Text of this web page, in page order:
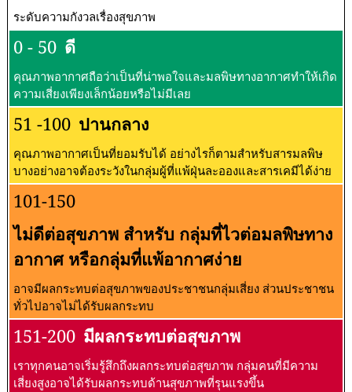
ระดับความกังวลเรื่องสุขภาพ
0 - 50 ดี
คุณภาพอากาศถือว่าเป็นที่น่าพอใจและมลพิษทางอากาศทำให้เกิด
ความเสี่ยงเพียงเล็กน้อยหรือไม่มีเลย
51 -100 ปานกลาง
คุณภาพอากาศเป็นที่ยอมรับได้ อย่างไรก็ตามสำหรับสารมลพิษ
บางอย่างอาจต้องระวังในกลุ่มผู้ที่แพ้ฝุ่นละอองและสารเคมีได้ง่าย
101-150
ไม่ดีต่อสุขภาพ สำหรับ กลุ่มที่ไวต่อมลพิษทาง
อากาศ หรือกลุ่มที่แพ้อากาศง่าย
อาจมีผลกระทบต่อสุขภาพของประชาชนกลุ่มเสี่ยง ส่วนประชาชน
ทั่วไปอาจไม่ได้รับผลกระทบ
151-200 มีผลกระทบต่อสุขภาพ
เราทุกคนอาจเริ่มรู้สึกถึงผลกระทบต่อสุขภาพ กลุ่มคนที่มีความ
เสี่ยงสูงอาจได้รับผลกระทบด้านสุขภาพที่รุนแรงขึ้น